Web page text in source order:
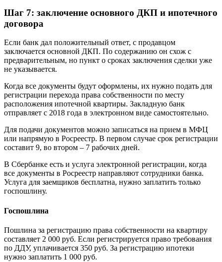
Шаг 7: заключение основного ДКП и ипотечного
договора
Если банк дал положительный ответ, с продавцом
заключается основной ДКП. По содержанию он схож с
предварительным, но пункт о сроках заключения сделки уже
не указывается.
Когда все документы будут оформлены, их нужно подать для
регистрации перехода права собственности по месту
расположения ипотечной квартиры. Закладную банк
отправляет с 2018 года в электронном виде самостоятельно.
Для подачи документов можно записаться на прием в МФЦ
или напрямую в Росреестр. В первом случае срок регистрации
составит 9, во втором – 7 рабочих дней.
В Сбербанке есть и услуга электронной регистрации, когда
все документы в Росреестр направляют сотрудники банка.
Услуга для заемщиков бесплатна, нужно заплатить только
госпошлину.
Госпошлина
Пошлина за регистрацию права собственности на квартиру
составляет 2 000 руб. Если регистрируется право требования
по ДДУ, уплачивается 350 руб. За регистрацию ипотеки
нужно заплатить 1 000 руб.